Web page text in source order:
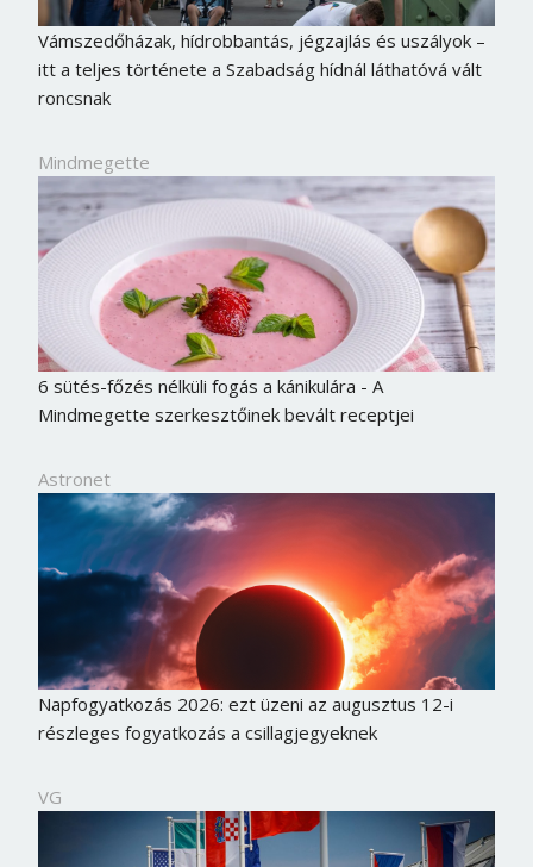
Vámszedőházak, hídrobbantás, jégzajlás és uszályok –
itt a teljes története a Szabadság hídnál láthatóvá vált
roncsnak
Mindmegette
6 sütés-főzés nélküli fogás a kánikulára - A
Mindmegette szerkesztőinek bevált receptjei
Astronet
Napfogyatkozás 2026: ezt üzeni az augusztus 12-i
részleges fogyatkozás a csillagjegyeknek
VG